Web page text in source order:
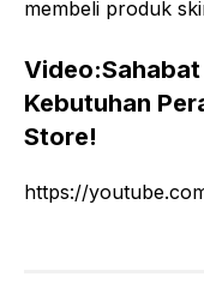
membeli produk
Video:Sahabat
Kebutuhan
Store!
https://